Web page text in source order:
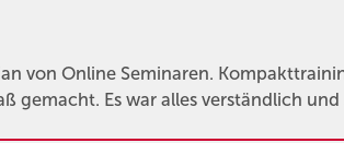
von Online Seminaren.
gemacht. Es war alles verständlich